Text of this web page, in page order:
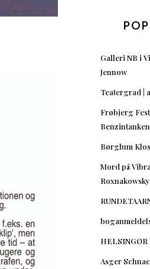
Galleri NB i
Jennow
Teatergrad |
Frøbjerg
Benzintanken
Børglum
Mord på
Roxnakowsky
HELSINGØR
Asger